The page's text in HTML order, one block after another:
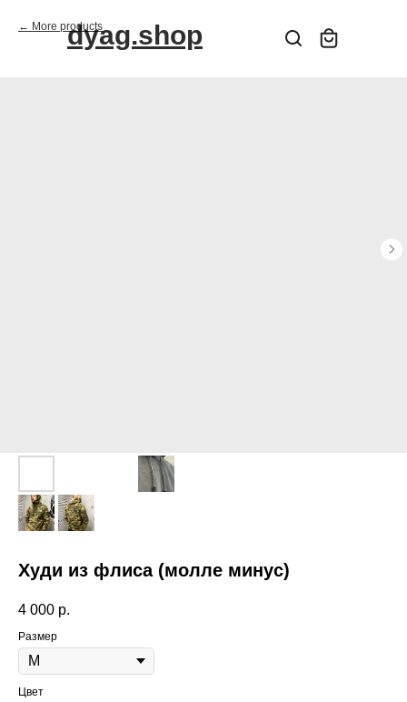
dyag.shop
More products
Худи из флиса (молле минус)
4 000 р.
Размер
Цвет